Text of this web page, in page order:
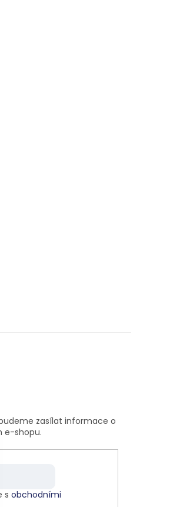
zasílat informace o
e-shopu.
sobchodními